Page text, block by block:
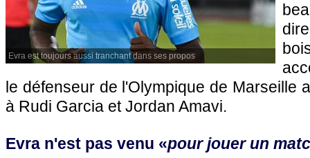
Evra est toujours aussi tranchant dans ses propos
le défenseur de l'Olympique de Marseille
à Rudi Garcia et Jordan Amavi.
Evra n'est pas venu «pour jouer un